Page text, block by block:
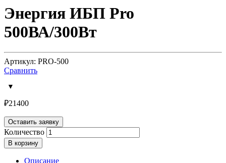
Энергия ИБП Pro
500ВА/300Вт
Артикул: PRO-500
Сравнить
₽21400
Оставить заявку
Количество
В корзину
Описание